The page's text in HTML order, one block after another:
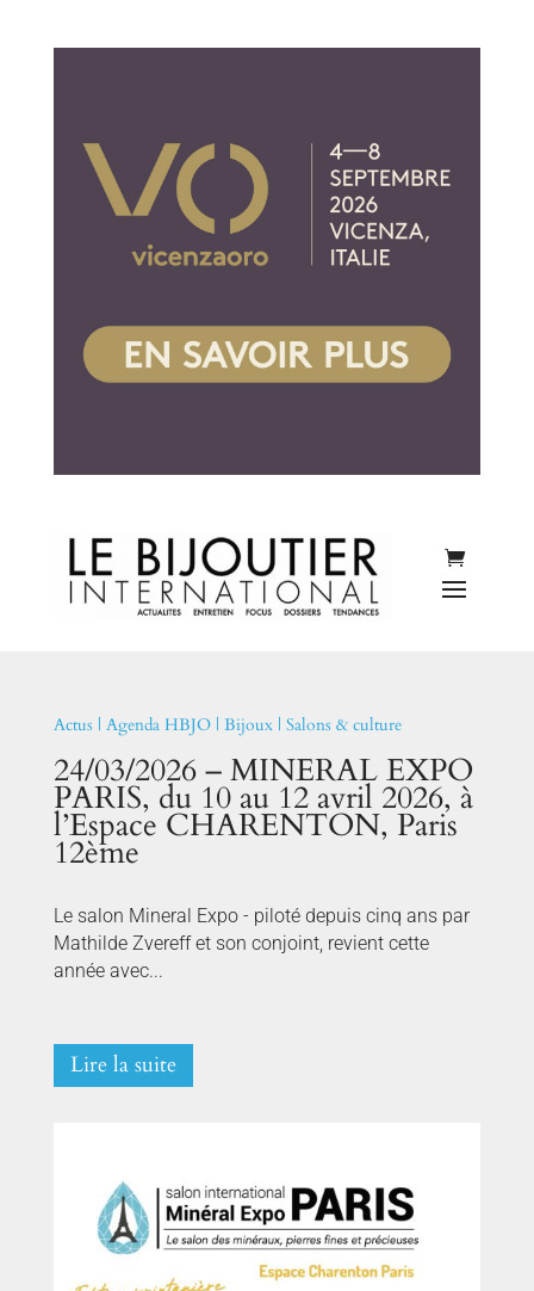
Actus | Agenda HBJO| Bijoux| Salons & culture
24/03/2026 – MINERAL EXPO
PARIS, du 10 au 12 avril 2026, à
l’Espace CHARENTON, Paris
12ème
Le salon Mineral Expo - piloté depuis cinq ans par
Mathilde Zvereff et son conjoint, revient cette
année avec...
Lire la suite